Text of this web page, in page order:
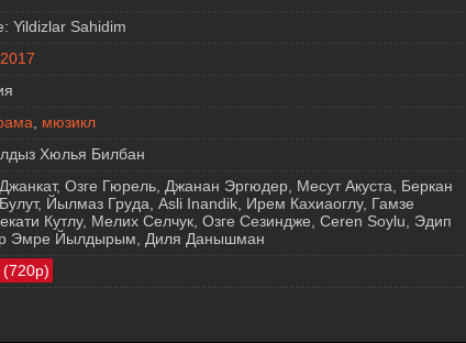
Yildizlar Sahidim
2017
мюзикл
Хюлья Билбан
Озге Гюрель, Джанан Эргюдер, Месут Акуста, Беркан
Йылмаз Груда, Asli Inandik, Ирем Кахиаоглу, Гамзе
Кутлу, Мелих Селчук, Озге Сезиндже, Ceren Soylu, Эдип
Эмре Йылдырым, Диля Данышман
(720p)